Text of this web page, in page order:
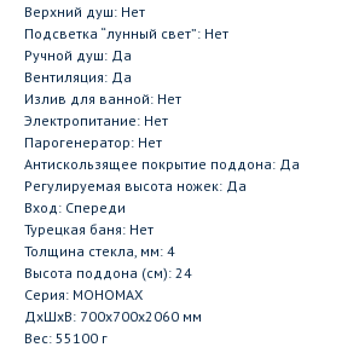
Верхний душ: Нет
Подсветка “лунный свет”: Нет
Ручной душ: Да
Вентиляция: Да
Излив для ванной: Нет
Электропитание: Нет
Парогенератор: Нет
Антискользящее покрытие поддона: Да
Регулируемая высота ножек: Да
Вход: Спереди
Турецкая баня: Нет
Толщина стекла, мм: 4
Высота поддона (см): 24
Серия: МОНОМАХ
ДxШxВ: 700x700x2060 мм
Вес: 55100 г